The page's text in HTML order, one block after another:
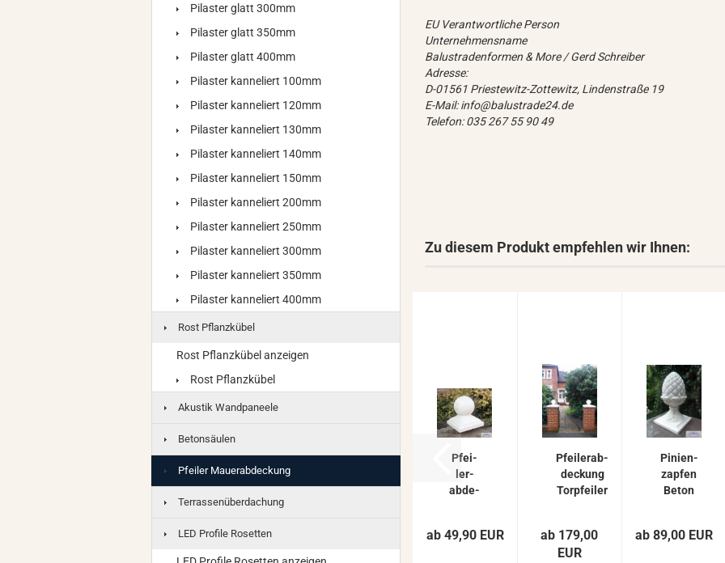
EU Verantwortliche Person
Unternehmensname
Balustradenformen & More / Gerd Schreiber
Adresse:
D-01561 Priestewitz-Zottewitz, Lindenstraße 19
E-Mail: info@balustrade24.de
Telefon: 035 267 55 90 49
Zu diesem Produkt empfehlen wir Ihnen:
Pfei­
ler­
ab­de­
Kugel
ab 49,90 EUR
Pfei­ler­ab­
de­ckung
Tor­pfei­ler
Pfei­ler­
plat­te
ab 179,00
EUR
Pi­ni­en­
zap­fen
Beton
ckung
ab 89,00 EUR
Pilaster glatt 300mm
Pilaster glatt 350mm
Pilaster glatt 400mm
Pilaster kanneliert 100mm
Pilaster kanneliert 120mm
Pilaster kanneliert 130mm
Pilaster kanneliert 140mm
Pilaster kanneliert 150mm
Pilaster kanneliert 200mm
Pilaster kanneliert 250mm
Pilaster kanneliert 300mm
Pilaster kanneliert 350mm
Pilaster kanneliert 400mm
Rost Pflanzkübel
Rost Pflanzkübel anzeigen
Rost Pflanzkübel
Akustik Wandpaneele
Betonsäulen
Pfeiler Mauerabdeckung
Terrassenüberdachung
LED Profile Rosetten